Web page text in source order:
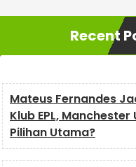
Recent
Mateus Fernandes
Klub EPL,
Pilihan Utama?